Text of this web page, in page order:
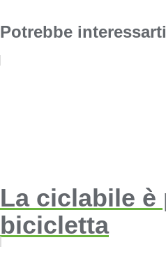
Potrebbe
La ciclabile
bicicletta